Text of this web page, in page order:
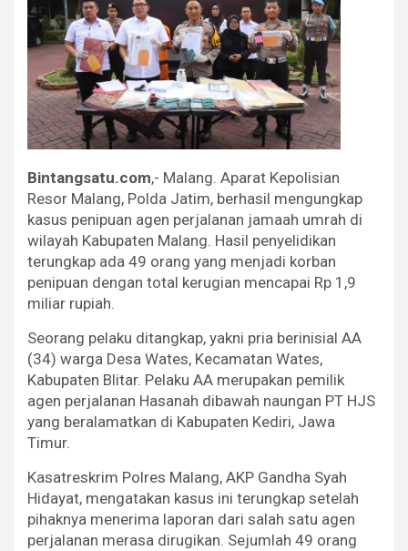
Bintangsatu.com,- Malang. Aparat Kepolisian
Resor Malang, Polda Jatim, berhasil mengungkap
kasus penipuan agen perjalanan jamaah umrah di
wilayah Kabupaten Malang. Hasil penyelidikan
terungkap ada 49 orang yang menjadi korban
penipuan dengan total kerugian mencapai Rp 1,9
miliar rupiah.
Seorang pelaku ditangkap, yakni pria berinisial AA
(34) warga Desa Wates, Kecamatan Wates,
Kabupaten Blitar. Pelaku AA merupakan pemilik
agen perjalanan Hasanah dibawah naungan PT HJS
yang beralamatkan di Kabupaten Kediri, Jawa
Timur.
Kasatreskrim Polres Malang, AKP Gandha Syah
Hidayat, mengatakan kasus ini terungkap setelah
pihaknya menerima laporan dari salah satu agen
perjalanan merasa dirugikan. Sejumlah 49 orang